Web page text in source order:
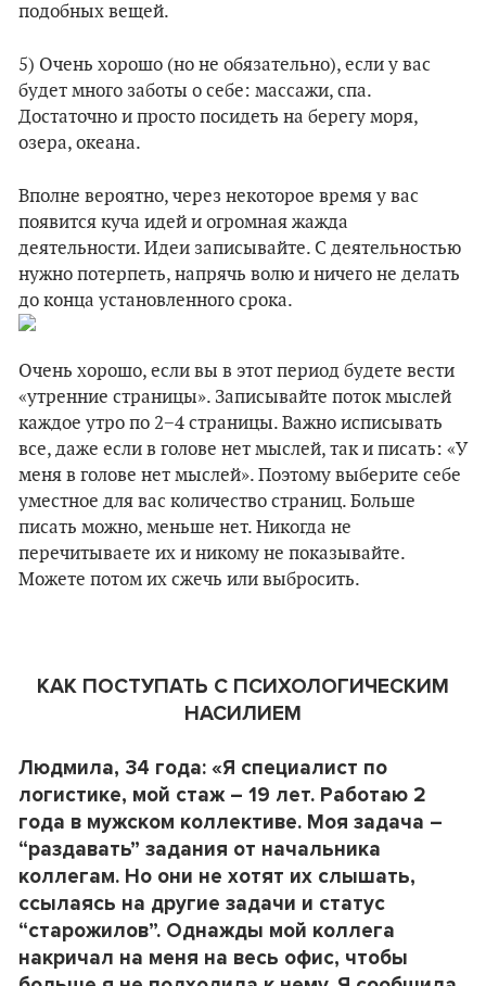
подобных вещей.
5) Очень хорошо (но не обязательно), если у вас
будет много заботы о себе: массажи, спа.
Достаточно и просто посидеть на берегу моря,
озера, океана.
Вполне вероятно, через некоторое время у вас
появится куча идей и огромная жажда
деятельности. Идеи записывайте. С деятельностью
нужно потерпеть, напрячь волю и ничего не делать
до конца установленного срока.
Очень хорошо, если вы в этот период будете вести
«утренние страницы». Записывайте поток мыслей
каждое утро по 2−4 страницы. Важно исписывать
все, даже если в голове нет мыслей, так и писать: «У
меня в голове нет мыслей». Поэтому выберите себе
уместное для вас количество страниц. Больше
писать можно, меньше нет. Никогда не
перечитываете их и никому не показывайте.
Можете потом их сжечь или выбросить.
КАК ПОСТУПАТЬ С ПСИХОЛОГИЧЕСКИМ
НАСИЛИЕМ
Людмила, 34 года: «Я специалист по
логистике, мой стаж – 19 лет. Работаю 2
года в мужском коллективе. Моя задача –
“раздавать” задания от начальника
коллегам. Но они не хотят их слышать,
ссылаясь на другие задачи и статус
“старожилов”. Однажды мой коллега
накричал на меня на весь офис, чтобы